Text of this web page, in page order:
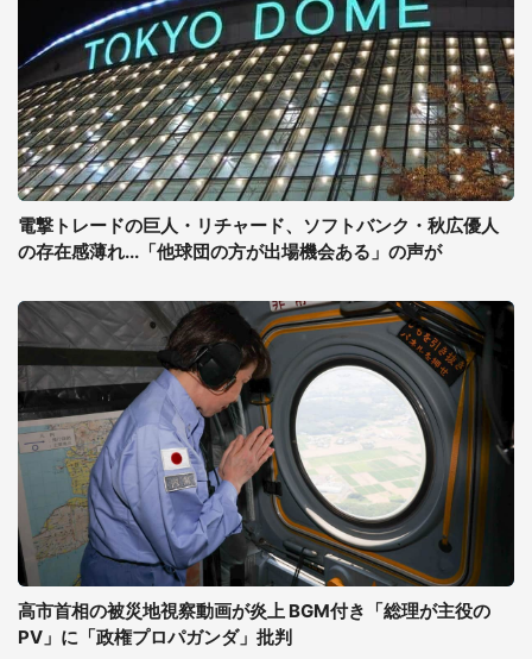
電撃トレードの巨人・リチャード、ソフトバンク・秋広優人
の存在感薄れ...「他球団の方が出場機会ある」の声が
高市首相の被災地視察動画が炎上 BGM付き「総理が主役の
PV」に「政権プロパガンダ」批判